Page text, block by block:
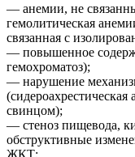
— анемии, не
гемолитическая
связанная с
— повышенное
гемохроматоз);
— нарушение
свинцом);
— стеноз пищевода,
обструктивные
ЖКТ;